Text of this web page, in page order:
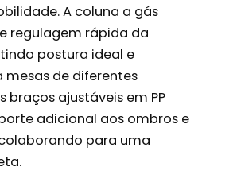
A coluna a gás
regulagem rápida da
postura ideal e
de diferentes
braços ajustáveis em PP
adicional aos ombros e
para uma